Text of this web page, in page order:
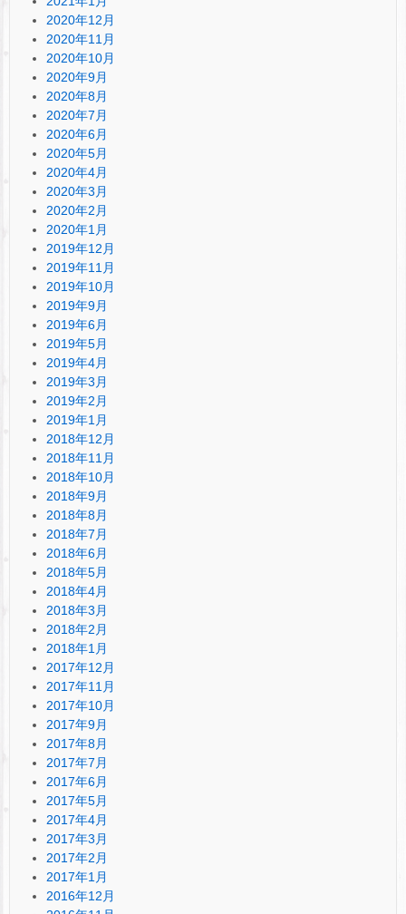
2020年12月
2020年11月
2020年10月
2020年9月
2020年8月
2020年7月
2020年6月
2020年5月
2020年4月
2020年3月
2020年2月
2020年1月
2019年12月
2019年11月
2019年10月
2019年9月
2019年6月
2019年5月
2019年4月
2019年3月
2019年2月
2019年1月
2018年12月
2018年11月
2018年10月
2018年9月
2018年8月
2018年7月
2018年6月
2018年5月
2018年4月
2018年3月
2018年2月
2018年1月
2017年12月
2017年11月
2017年10月
2017年9月
2017年8月
2017年7月
2017年6月
2017年5月
2017年4月
2017年3月
2017年2月
2017年1月
2016年12月